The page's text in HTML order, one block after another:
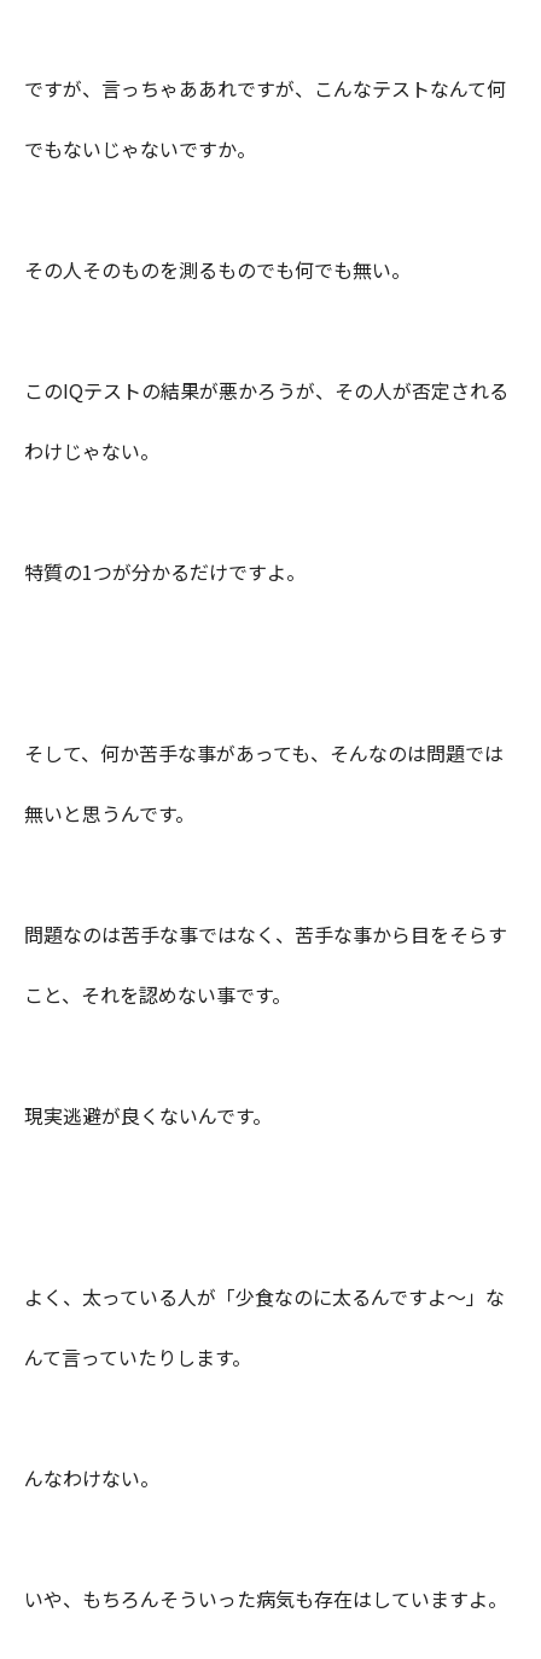
ですが、言っちゃああれですが、こんなテストなんて何
でもないじゃないですか。
その人そのものを測るものでも何でも無い。
このIQテストの結果が悪かろうが、その人が否定される
わけじゃない。
特質の1つが分かるだけですよ。
そして、何か苦手な事があっても、そんなのは問題では
無いと思うんです。
問題なのは苦手な事ではなく、苦手な事から目をそらす
こと、それを認めない事です。
現実逃避が良くないんです。
よく、太っている人が「少食なのに太るんですよ〜」な
んて言っていたりします。
んなわけない。
いや、もちろんそういった病気も存在はしていますよ。